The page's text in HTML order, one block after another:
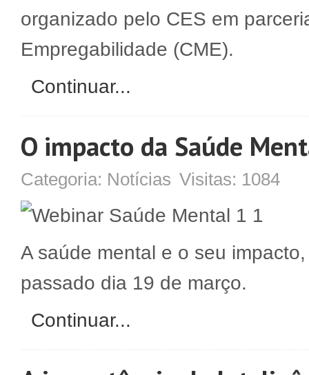
organizado pelo CES em
Empregabilidade (CME).
Continuar...
O impacto da Saúde
Categoria: Notícias Visitas: 1084
A saúde mental e o seu
passado dia 19 de março.
Continuar...